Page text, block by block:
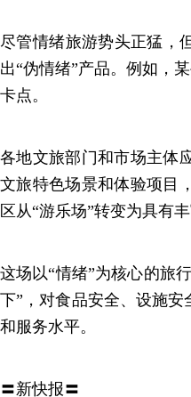
尽管情绪旅游势头正猛，
出“伪情绪”产品。例如，
卡点。
各地文旅部门和市场主体
文旅特色场景和体验项目
区从“游乐场”转变为具有
这场以“情绪”为核心的旅
下”，对食品安全、设施
和服务水平。
〓新快报〓